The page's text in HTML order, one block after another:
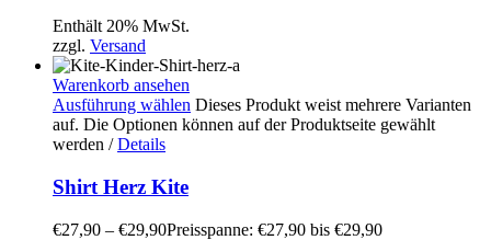
Enthält 20% MwSt.
zzgl. Versand
Warenkorb ansehen
Ausführung wählen Dieses Produkt weist mehrere Varianten
auf. Die Optionen können auf der Produktseite gewählt
werden / Details
Shirt Herz Kite
€27,90 – €29,90Preisspanne: €27,90 bis €29,90